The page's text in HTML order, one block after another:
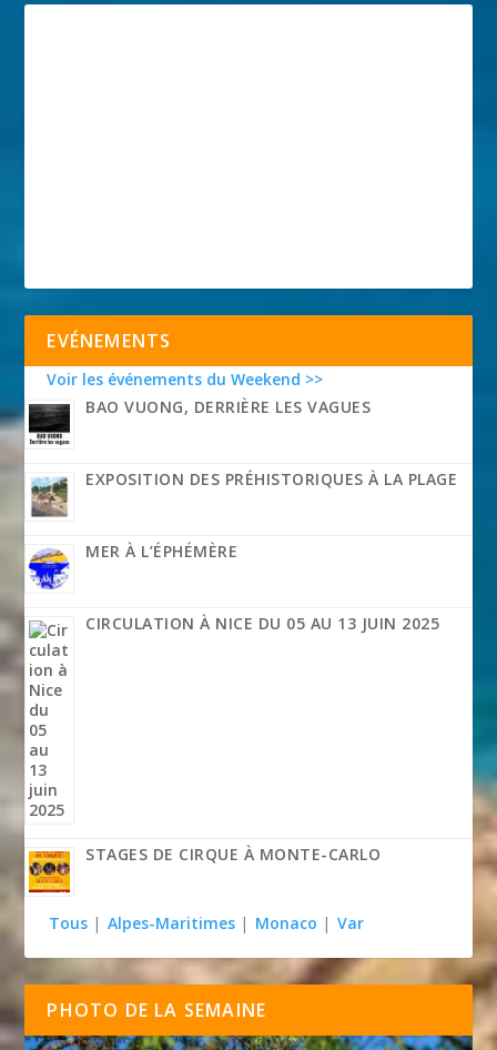
EVÉNEMENTS
Voir les événements du Weekend >>
BAO VUONG, DERRIÈRE LES VAGUES
EXPOSITION DES PRÉHISTORIQUES À LA PLAGE
MER À L’ÉPHÉMÈRE
CIRCULATION À NICE DU 05 AU 13 JUIN 2025
STAGES DE CIRQUE À MONTE-CARLO
Tous | Alpes-Maritimes | Monaco | Var
PHOTO DE LA SEMAINE